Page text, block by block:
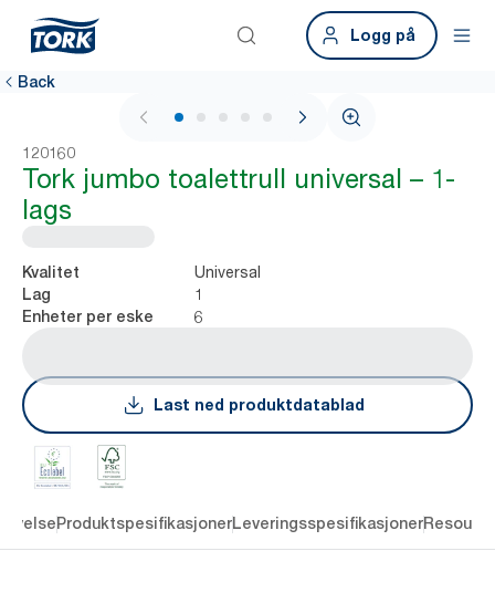
Logg på
Back
1 / 5
120160
Tork jumbo toalettrull universal – 1-
lags
Kvalitet Universal
Lag 1
Enheter per eske 6
Last ned produktdatablad
ProduktspesifikasjonerLeveringsspesifikasjoner